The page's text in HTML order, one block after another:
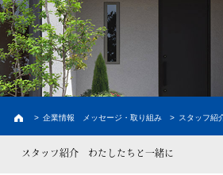
家の特長 いい家、つづく
住宅展示場 注文住宅のモデルハウス
まちなかモデルハウス
建築実例 お客様の声・家の外観
新築プラン 価格と間取り
> 企業情報 メッセージ・取り組み > スタッフ紹
スタッフ紹介 わたしたちと一緒に